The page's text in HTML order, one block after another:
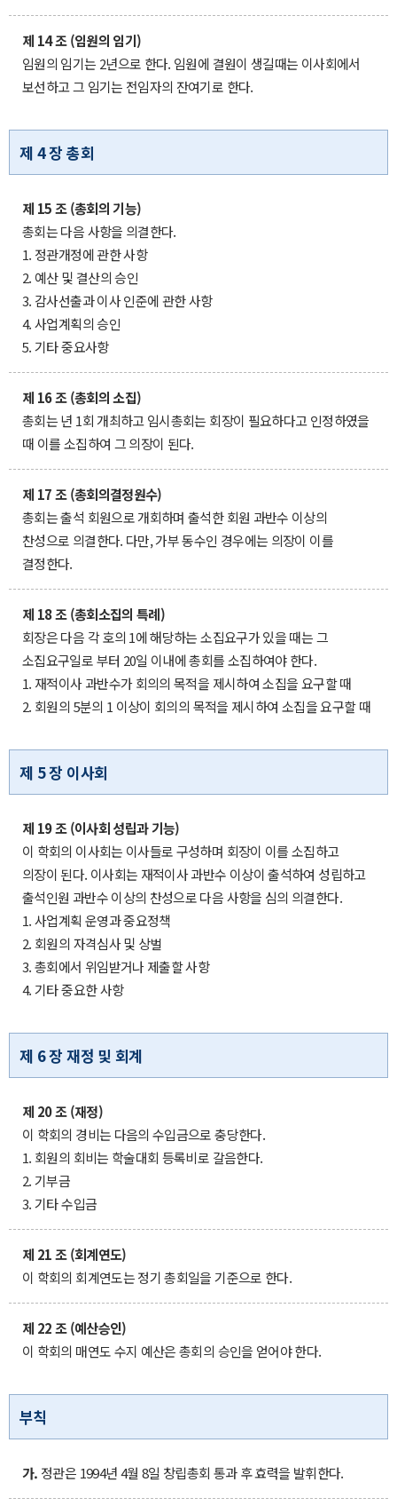
제 14 조 (임원의 임기)
임원의 임기는 2년으로 한다. 임원에 결원이 생길때는 이사회에서
보선하고 그 임기는 전임자의 잔여기로 한다.
제 4 장 총회
제 15 조 (총회의 기능)
총회는 다음 사항을 의결한다.
1. 정관개정에 관한 사항
2. 예산 및 결산의 승인
3. 감사선출과 이사 인준에 관한 사항
4. 사업계획의 승인
5. 기타 중요사항
제 16 조 (총회의 소집)
총회는 년 1회 개최하고 임시총회는 회장이 필요하다고 인정하였을
때 이를 소집하여 그 의장이 된다.
제 17 조 (총회의결정원수)
총회는 출석 회원으로 개회하며 출석한 회원 과반수 이상의
찬성으로 의결한다. 다만, 가부 동수인 경우에는 의장이 이를
결정한다.
제 18 조 (총회소집의 특례)
회장은 다음 각 호의 1에 해당하는 소집요구가 있을 때는 그
소집요구일로 부터 20일 이내에 총회를 소집하여야 한다.
1. 재적이사 과반수가 회의의 목적을 제시하여 소집을 요구할 때
2. 회원의 5분의 1 이상이 회의의 목적을 제시하여 소집을 요구할 때
제 5 장 이사회
제 19 조 (이사회 성립과 기능)
이 학회의 이사회는 이사들로 구성하며 회장이 이를 소집하고
의장이 된다. 이사회는 재적이사 과반수 이상이 출석하여 성립하고
출석인원 과반수 이상의 찬성으로 다음 사항을 심의 의결한다.
1. 사업계획 운영과 중요정책
2. 회원의 자격심사 및 상벌
3. 총회에서 위임받거나 제출할 사항
4. 기타 중요한 사항
제 6 장 재정 및 회계
제 20 조 (재정)
이 학회의 경비는 다음의 수입금으로 충당한다.
1. 회원의 회비는 학술대회 등록비로 갈음한다.
2. 기부금
3. 기타 수입금
제 21 조 (회계연도)
이 학회의 회계연도는 정기 총회일을 기준으로 한다.
제 22 조 (예산승인)
이 학회의 매연도 수지 예산은 총회의 승인을 얻어야 한다.
부칙
가. 정관은 1994년 4월 8일 창립총회 통과 후 효력을 발휘한다.